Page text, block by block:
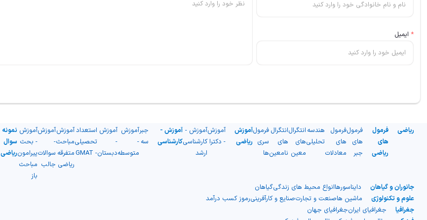
* ایمیل
ریاضی
فرمول
های
ریاضی
فرمول
های
جبر
فرمول
های
معادلات
هندسه
تحلیلی
انتگرال
های
معین
انتگرال
های
نامعین
فرمول
سری
ها
آموزش
ریاضی
آموزش
- دکترا
آموزش -
کارشناسی
ارشد
آموزش -
کارشناسی
جبر
سه
آموزش
-
متوسطه
آموزش
-
دبستان
استعداد
تحصیلی
- GMAT
آموزش
مباحث
متفرقه
ریاضی
آموزش
-
سوالات
جالب
آموزش
- بحث
پیرامون
مباحث
باز
نمونه
سوال
ریاضی
جانوران و گیاهان
دایناسورهاانواع محیط های زندگیگیاهان
علوم و تکنولوژی
ماشین هاصنعت و تجارتصنایع و کارآفرینیرموز کسب درآمد
جغرافیا
جغرافیای ایرانجغرافیای جهان